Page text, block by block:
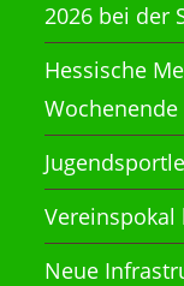
2026 bei der
Hessische
Wochenende
Vereinspokal
Neue